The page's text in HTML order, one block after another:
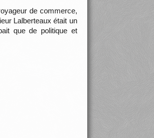
de commerce,
Lalberteaux était un
que de politique et